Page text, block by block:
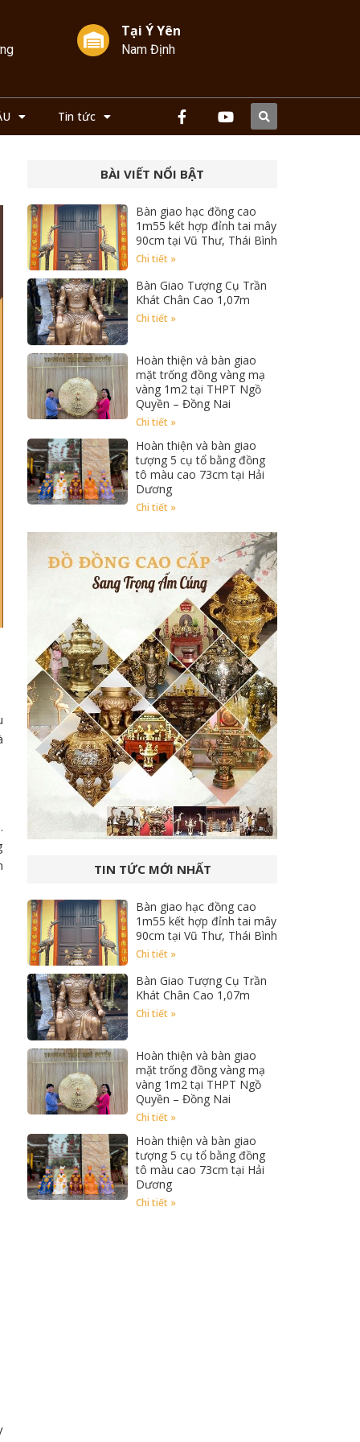
Tại Ý Yên
Nam Định
Tin tức
BÀI VIẾT NỔI BẬT
Bàn giao hạc đồng cao
1m55 kết hợp đỉnh tai mây
90cm tại Vũ Thư, Thái Bình
Chi tiết »
Bàn Giao Tượng Cụ Trần
Khát Chân Cao 1,07m
Chi tiết »
Hoàn thiện và bàn giao
mặt trống đồng vàng mạ
vàng 1m2 tại THPT Ngồ
Quyền – Đồng Nai
Chi tiết »
Hoàn thiện và bàn giao
tượng 5 cụ tổ bằng đồng
tô màu cao 73cm tại Hải
Dương
Chi tiết »
TIN TỨC MỚI NHẤT
Bàn giao hạc đồng cao
1m55 kết hợp đỉnh tai mây
90cm tại Vũ Thư, Thái Bình
Chi tiết »
Bàn Giao Tượng Cụ Trần
Khát Chân Cao 1,07m
Chi tiết »
Hoàn thiện và bàn giao
mặt trống đồng vàng mạ
vàng 1m2 tại THPT Ngồ
Quyền – Đồng Nai
Chi tiết »
Hoàn thiện và bàn giao
tượng 5 cụ tổ bằng đồng
tô màu cao 73cm tại Hải
Dương
Chi tiết »